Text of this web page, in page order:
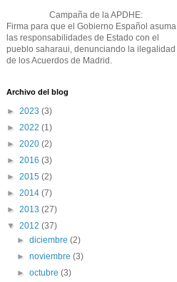
Campaña de la APDHE:
Firma para que el Gobierno Español asuma
las responsabilidades de Estado con el
pueblo saharaui, denunciando la ilegalidad
de los Acuerdos de Madrid.
Archivo del blog
► 2023 (3)
► 2022 (1)
► 2020 (2)
► 2016 (3)
► 2015 (2)
► 2014 (7)
► 2013 (27)
▼ 2012 (37)
►diciembre(2)
►noviembre(3)
►octubre(3)